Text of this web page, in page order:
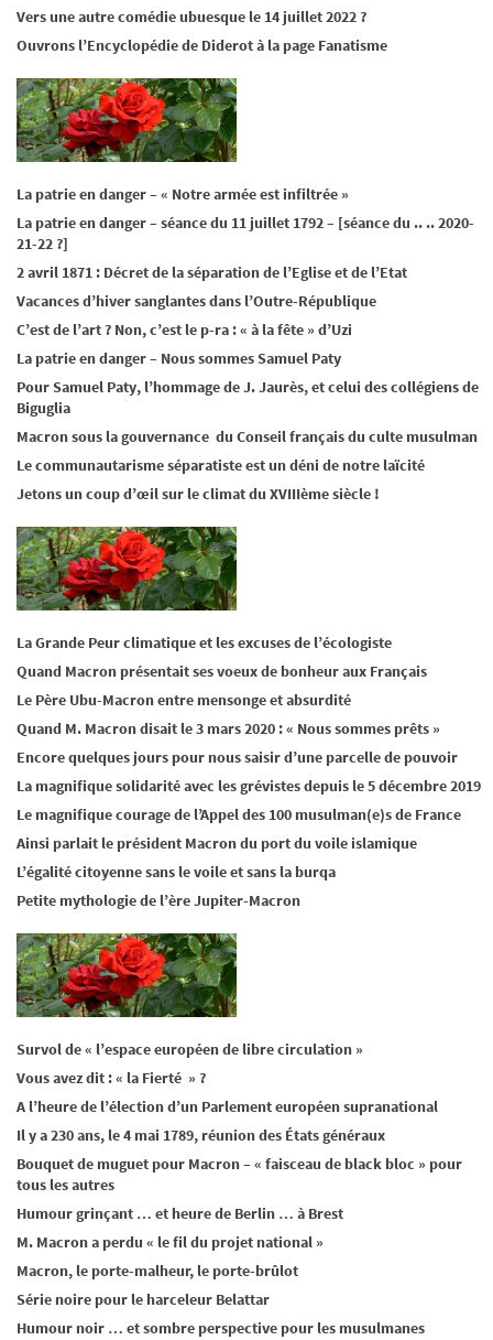
Vers une autre comédie ubuesque le 14 juillet 2022 ?
Ouvrons l’Encyclopédie de Diderot à la page Fanatisme
La patrie en danger – « Notre armée est infiltrée »
La patrie en danger – séance du 11 juillet 1792 – [séance du .. .. 2020-
21-22 ?]
2 avril 1871 : Décret de la séparation de l’Eglise et de l’Etat
Vacances d’hiver sanglantes dans l’Outre-République
C’est de l’art ? Non, c’est le p-ra : « à la fête » d’Uzi
La patrie en danger – Nous sommes Samuel Paty
Pour Samuel Paty, l’hommage de J. Jaurès, et celui des collégiens de
Biguglia
Macron sous la gouvernance du Conseil français du culte musulman
Le communautarisme séparatiste est un déni de notre laïcité
Jetons un coup d’œil sur le climat du XVIIIème siècle !
La Grande Peur climatique et les excuses de l’écologiste
Quand Macron présentait ses voeux de bonheur aux Français
Le Père Ubu-Macron entre mensonge et absurdité
Quand M. Macron disait le 3 mars 2020 : « Nous sommes prêts »
Encore quelques jours pour nous saisir d’une parcelle de pouvoir
La magnifique solidarité avec les grévistes depuis le 5 décembre 2019
Le magnifique courage de l’Appel des 100 musulman(e)s de France
Ainsi parlait le président Macron du port du voile islamique
L’égalité citoyenne sans le voile et sans la burqa
Petite mythologie de l’ère Jupiter-Macron
Survol de « l’espace européen de libre circulation »
Vous avez dit : « la Fierté » ?
A l’heure de l’élection d’un Parlement européen supranational
Il y a 230 ans, le 4 mai 1789, réunion des États généraux
Bouquet de muguet pour Macron – « faisceau de black bloc » pour
tous les autres
Humour grinçant … et heure de Berlin … à Brest
M. Macron a perdu « le fil du projet national »
Macron, le porte-malheur, le porte-brûlot
Série noire pour le harceleur Belattar
Humour noir … et sombre perspective pour les musulmanes